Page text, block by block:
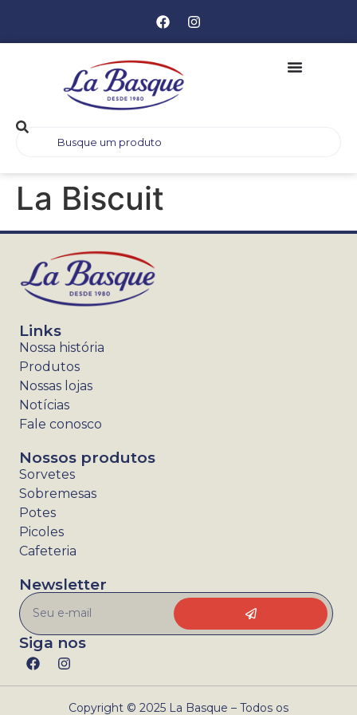
La Biscuit
Links
Nossa história
Produtos
Nossas lojas
Notícias
Fale conosco
Nossos produtos
Sorvetes
Sobremesas
Potes
Picoles
Cafeteria
Newsletter
Siga nos
Copyright © 2025 La Basque – Todos os